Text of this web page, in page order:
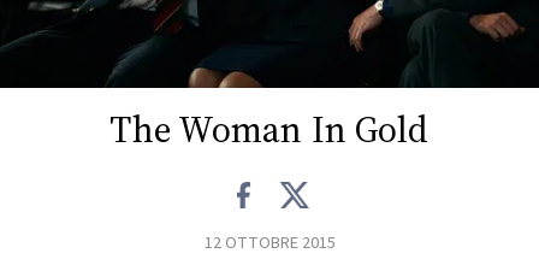
CONCORSIThe Woman In Gold
12 OTTOBRE 2015